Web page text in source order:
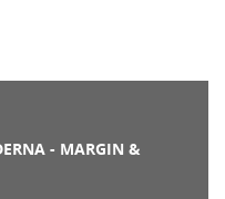
- MARGIN &